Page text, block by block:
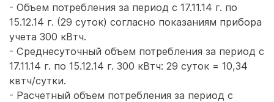
- Объем потребления за период с 17.11.14 г. по
15.12.14 г. (29 суток) согласно показаниям прибора
учета 300 кВтч.
- Среднесуточный объем потребления за период с
17.11.14 г. по 15.12.14 г. 300 кВтч: 29 суток = 10,34
квтч/сутки.
- Расчетный объем потребления за период с